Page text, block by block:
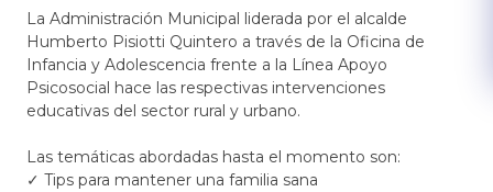
La Administración Municipal liderada por el alcalde
Humberto Pisiotti Quintero a través de la Oficina de
Infancia y Adolescencia frente a la Línea Apoyo
Psicosocial hace las respectivas intervenciones
educativas del sector rural y urbano.
Las temáticas abordadas hasta el momento son:
✓ Tips para mantener una familia sana